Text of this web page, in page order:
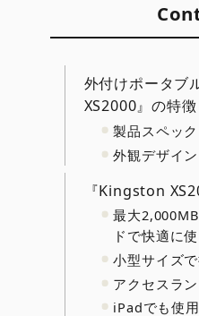
外付けポータブ
XS2000』の特徴
製品スペック
外観デザイン
『Kingston
最大
ドで快適に
小型サイズ
アクセスラ
iPadでも使